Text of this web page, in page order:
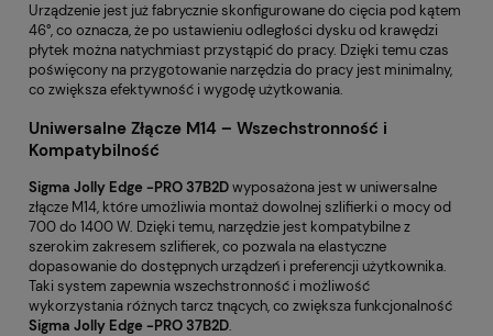
Urządzenie jest już fabrycznie skonfigurowane do cięcia pod kątem
46°, co oznacza, że po ustawieniu odległości dysku od krawędzi
płytek można natychmiast przystąpić do pracy. Dzięki temu czas
poświęcony na przygotowanie narzędzia do pracy jest minimalny,
co zwiększa efektywność i wygodę użytkowania.
Uniwersalne Złącze M14 – Wszechstronność i
Kompatybilność
Sigma Jolly Edge -PRO 37B2Dwyposażona jest w uniwersalne
złącze M14, które umożliwia montaż dowolnej szlifierki o mocy od
700 do 1400 W. Dzięki temu, narzędzie jest kompatybilne z
szerokim zakresem szlifierek, co pozwala na elastyczne
dopasowanie do dostępnych urządzeń i preferencji użytkownika.
Taki system zapewnia wszechstronność i możliwość
wykorzystania różnych tarcz tnących, co zwiększa funkcjonalność
Sigma Jolly Edge -PRO 37B2D.